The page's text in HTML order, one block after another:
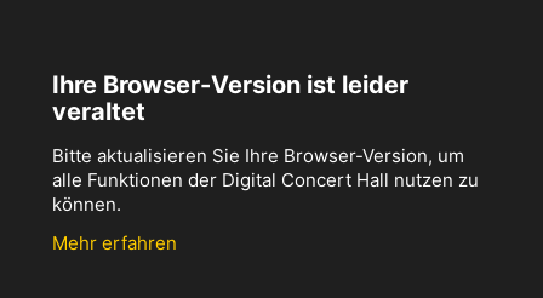
Ihre Browser-Version ist leider
veraltet
Bitte aktualisieren Sie Ihre Browser-Version, um
alle Funktionen der Digital Concert Hall nutzen zu
können.
Mehr erfahren